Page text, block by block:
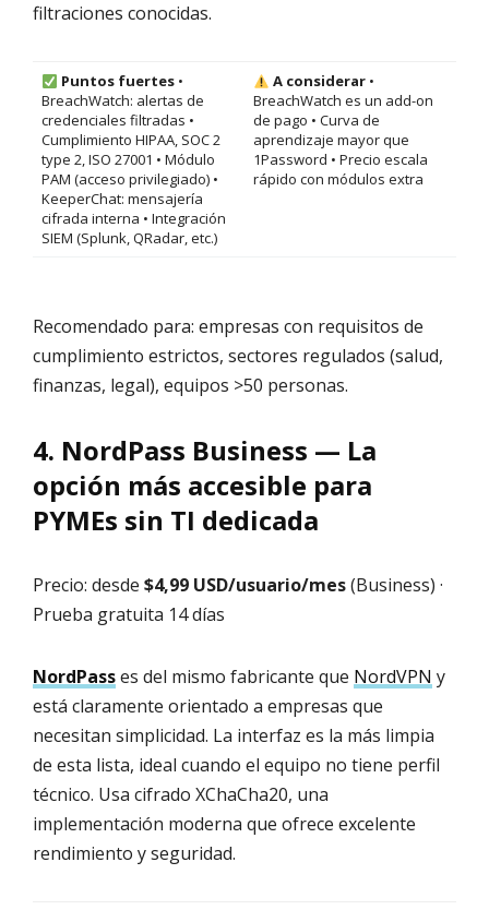
filtraciones conocidas.
Puntos fuertes•
BreachWatch: alertas de
credenciales filtradas •
Cumplimiento HIPAA, SOC 2
type 2, ISO 27001 • Módulo
PAM (acceso privilegiado) •
KeeperChat: mensajería
cifrada interna • Integración
SIEM (Splunk, QRadar, etc.)
A considerar•
BreachWatch es un add-on
de pago • Curva de
aprendizaje mayor que
1Password • Precio escala
rápido con módulos extra
Recomendado para: empresas con requisitos de
cumplimiento estrictos, sectores regulados (salud,
finanzas, legal), equipos >50 personas.
4. NordPass Business — La
opción más accesible para
PYMEs sin TI dedicada
Precio: desde $4,99 USD/usuario/mes(Business) ·
Prueba gratuita 14 días
NordPasses del mismo fabricante que NordVPN y
está claramente orientado a empresas que
necesitan simplicidad. La interfaz es la más limpia
de esta lista, ideal cuando el equipo no tiene perfil
técnico. Usa cifrado XChaCha20, una
implementación moderna que ofrece excelente
rendimiento y seguridad.